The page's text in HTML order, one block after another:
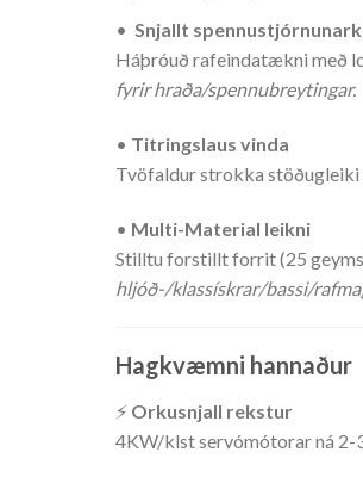
• Snjallt
Háþróuð rafeindatækni með
fyrir hraða/spennubreytingar.
• Titringslaus vinda
Tvöfaldur strokka
• Multi-Material leikni
Stilltu forstillt forrit (25
hljóð-/klassískrar/bassi/
Hagkvæmni hannaður
⚡ Orkusnjall rekstur
4KW/klst servómótorar ná 2-